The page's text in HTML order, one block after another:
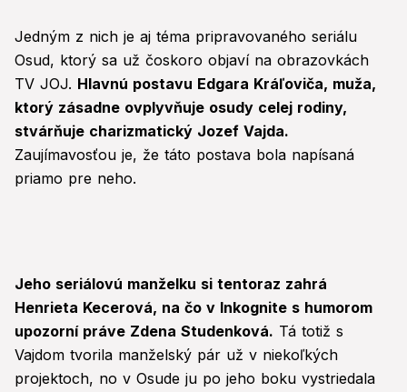
Jedným z nich je aj téma pripravovaného seriálu
Osud, ktorý sa už čoskoro objaví na obrazovkách
TV JOJ. Hlavnú postavu Edgara Kráľoviča, muža,
ktorý zásadne ovplyvňuje osudy celej rodiny,
stvárňuje charizmatický Jozef Vajda.
Zaujímavosťou je, že táto postava bola napísaná
priamo pre neho.
Jeho seriálovú manželku si tentoraz zahrá
Henrieta Kecerová, na čo v Inkognite s humorom
upozorní práve Zdena Studenková. Tá totiž s
Vajdom tvorila manželský pár už v niekoľkých
projektoch, no v Osude ju po jeho boku vystriedala